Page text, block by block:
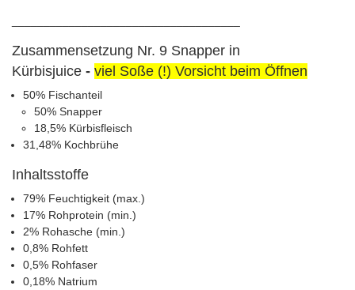
Zusammensetzung Nr. 9 Snapper in
Kürbisjuice - viel Soße (!) Vorsicht beim Öffnen
50% Fischanteil
50% Snapper
18,5% Kürbisfleisch
31,48% Kochbrühe
Inhaltsstoffe
79% Feuchtigkeit (max.)
17% Rohprotein (min.)
2% Rohasche (min.)
0,8% Rohfett
0,5% Rohfaser
0,18% Natrium